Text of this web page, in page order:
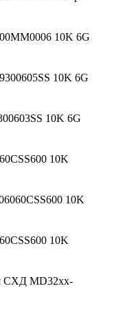
10K 6G
10K 6G
10K 6G
10K
10K
10K
СХД MD32xx-